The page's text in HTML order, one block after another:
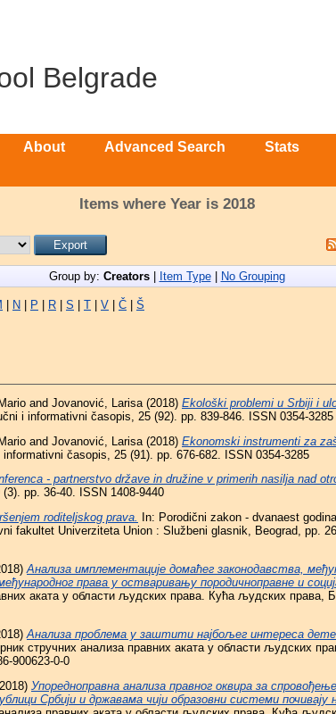
Belgrade
About Advanced Search Stats
Items where Year is 2018
Group by: Creators| Item Type| No Grouping
N P R S T V Č Š
and Jovanović, Larisa (2018) Ekološki problemi u Srbiji i
i informativni časopis, 25 (92). pp. 839-846. ISSN 0354-3285
and Jovanović, Larisa (2018) Ekonomski instrumenti za
časopis, 25 (91). pp. 676-682. ISSN 0354-3285
- partnerstvo države in družine v primerih nasilja nad
pp. 36-40. ISSN 1408-9440
roditeljskog prava.
In: Porodični zakon - dvanaest
fakultet Univerziteta Union : Službeni glasnik, Beograd, pp.
Анализа имплементације домаћег законодавства,
права у остваривању породичноправне и
аката у области људских права. Кућа људских права,
Анализа проблема у заштити најбољег интереса
стручних анализа правних аката у области људских
900623-0-0
Упоредноправна анализа правног оквира за
Србији и државама чији образовни системи почивају